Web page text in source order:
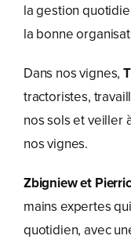
la gestion
la bonne
Dans nos vignes,
tractoristes,
nos sols et veiller
nos vignes.
Zbigniew et
mains expertes
quotidien, avec